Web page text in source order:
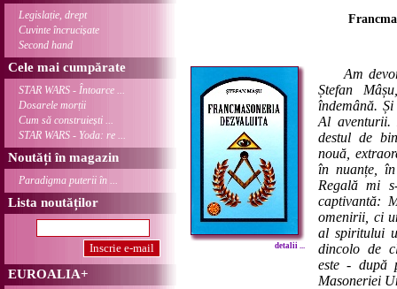
Legislație, drept
Cuvinte încrucișate
Second hand
Cele mai cumpărate
STAR WARS - Întoarce ...
Dosarele morții
Cum să construiești ...
STAR WARS - Yoda: re ...
Noutăți în magazin
Paradigma puterii în ...
Lista noutăților
EUROALIA+
detalii ...
Am
Ștefan
îndemână.
Al aventurii.
destul de
nouă,
în nuanțe,
Regală mi
captivantă:
omenirii, ci
al spiritului
dincolo de
este - după
Masoneriei